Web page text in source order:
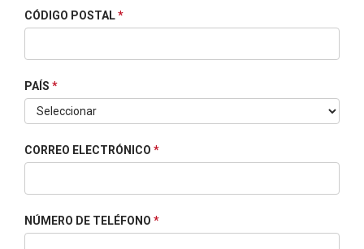
CÓDIGO POSTAL*
PAÍS *
CORREO ELECTRÓNICO *
NÚMERO DE TELÉFONO *